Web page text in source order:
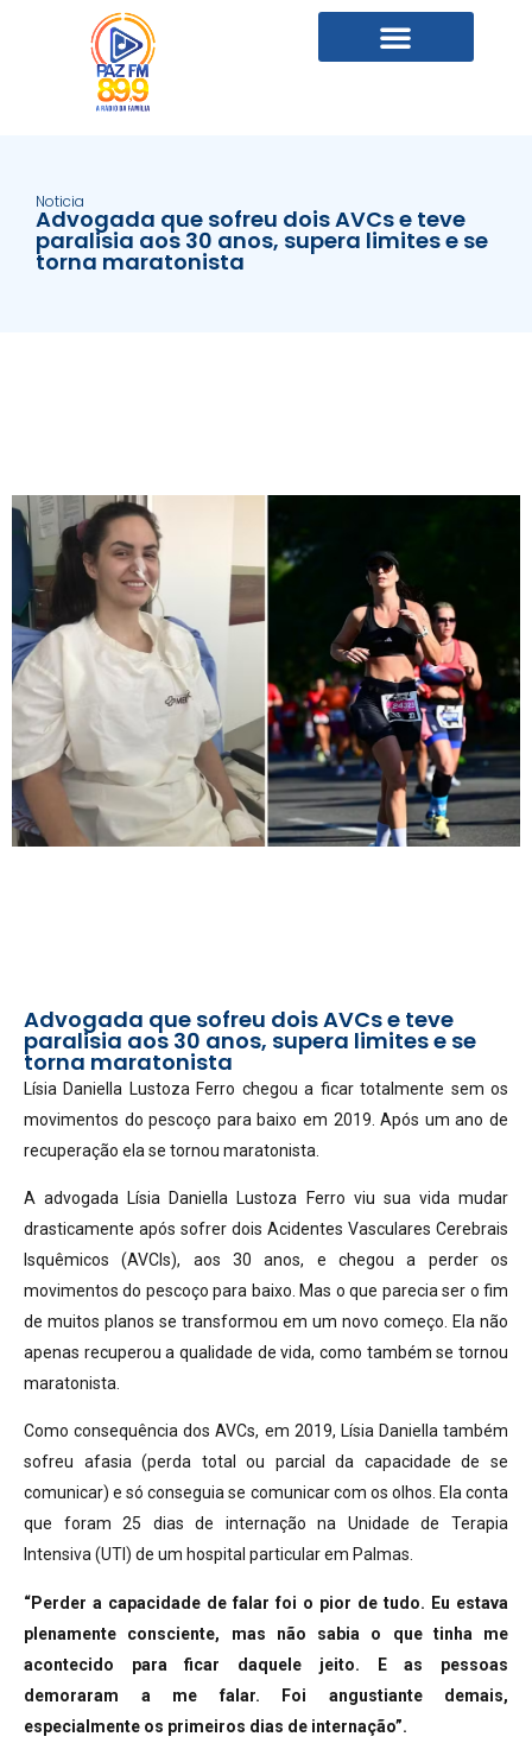
Noticia
Advogada que sofreu dois AVCs e teve
paralisia aos 30 anos, supera limites e se
torna maratonista
Advogada que sofreu dois AVCs e teve
paralisia aos 30 anos, supera limites e se
torna maratonista
Lísia Daniella Lustoza Ferro chegou a ficar totalmente sem os
movimentos do pescoço para baixo em 2019. Após um ano de
recuperação ela se tornou maratonista.
A advogada Lísia Daniella Lustoza Ferro viu sua vida mudar
drasticamente após sofrer dois Acidentes Vasculares Cerebrais
Isquêmicos (AVCIs), aos 30 anos, e chegou a perder os
movimentos do pescoço para baixo. Mas o que parecia ser o fim
de muitos planos se transformou em um novo começo. Ela não
apenas recuperou a qualidade de vida, como também se tornou
maratonista.
Como consequência dos AVCs, em 2019, Lísia Daniella também
sofreu afasia (perda total ou parcial da capacidade de se
comunicar) e só conseguia se comunicar com os olhos. Ela conta
que foram 25 dias de internação na Unidade de Terapia
Intensiva (UTI) de um hospital particular em Palmas.
“Perder a capacidade de falar foi o pior de tudo. Eu estava
plenamente consciente, mas não sabia o que tinha me
acontecido para ficar daquele jeito. E as pessoas
demoraram a me falar. Foi angustiante demais,
especialmente os primeiros dias de internação”.